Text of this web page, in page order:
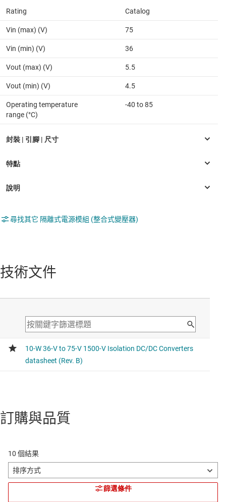
Rating Catalog
Vin (max) (V) 75
Vin (min) (V) 36
Vout (max) (V) 5.5
Vout (min) (V) 4.5
Operating temperature
range (°C)
-40 to 85
尋找其它 隔離式電源模組 (整合式變壓器)
技術文件
訂購與品質